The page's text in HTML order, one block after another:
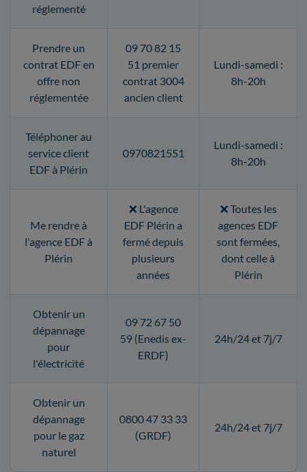
réglementé
Prendre un
contrat EDF en
offre non
réglementée
09 70 82 15
51 premier
contrat 3004
ancien client
Lundi-samedi :
8h-20h
Téléphoner au
service client
EDF à Plérin
0970821551
Lundi-samedi :
8h-20h
Me rendre à
l'agence EDF à
Plérin
❌ L'agence
EDF Plérin a
fermé depuis
plusieurs
années
❌ Toutes les
agences EDF
sont fermées,
dont celle à
Plérin
Obtenir un
dépannage
pour
l'électricité
09 72 67 50
59 (Enedis ex-
ERDF)
24h/24 et 7j/7
Obtenir un
dépannage
pour le gaz
naturel
0800 47 33 33
(GRDF)
24h/24 et 7j/7